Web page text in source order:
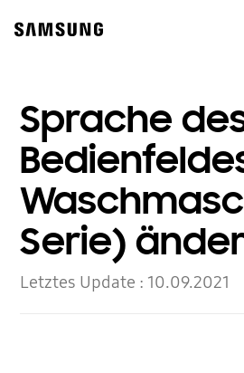
content
Sprache
Serie)
Letztes Update : 10.09.2021